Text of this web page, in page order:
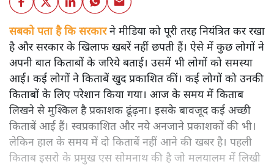
सबको पता है कि सरकारने मीडिया को पूरी तरह नियंत्रित कर रखा
है और सरकार के खिलाफ खबरें नहीं छपती हैं। ऐसे में कुछ लोगों ने
अपनी बात किताबों के जरिये बताई। उसमें भी लोगों को समस्या
आई। कई लोगों ने किताबें खुद प्रकाशित कीं। कई लोगों को उनकी
किताबों के लिए परेशान किया गया। आज के समय में किताब
लिखने से मुश्किल है प्रकाशक ढूंढ़ना। इसके बावजूद कई अच्छी
किताबें आई हैं। स्वप्रकाशित और नये अनजाने प्रकाशकों की भी।
लेकिन हाल के समय में दो किताबें नहीं आने की खबर है। पहली
किताब इसरो के प्रमुख एस सोमनाथ की है जो मलयालम में लिखी